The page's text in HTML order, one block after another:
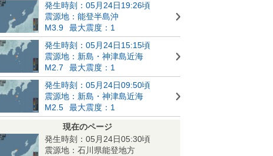
発生時刻：05月24日19:26頃
震源地：能登半島沖
M3.9
最大震度：1
発生時刻：05月24日15:15頃
震源地：新島・神津島近海
M2.7
最大震度：1
発生時刻：05月24日09:50頃
震源地：新島・神津島近海
M2.5
最大震度：1
現在のページ
発生時刻：05月24日05:30頃
震源地：石川県能登地方